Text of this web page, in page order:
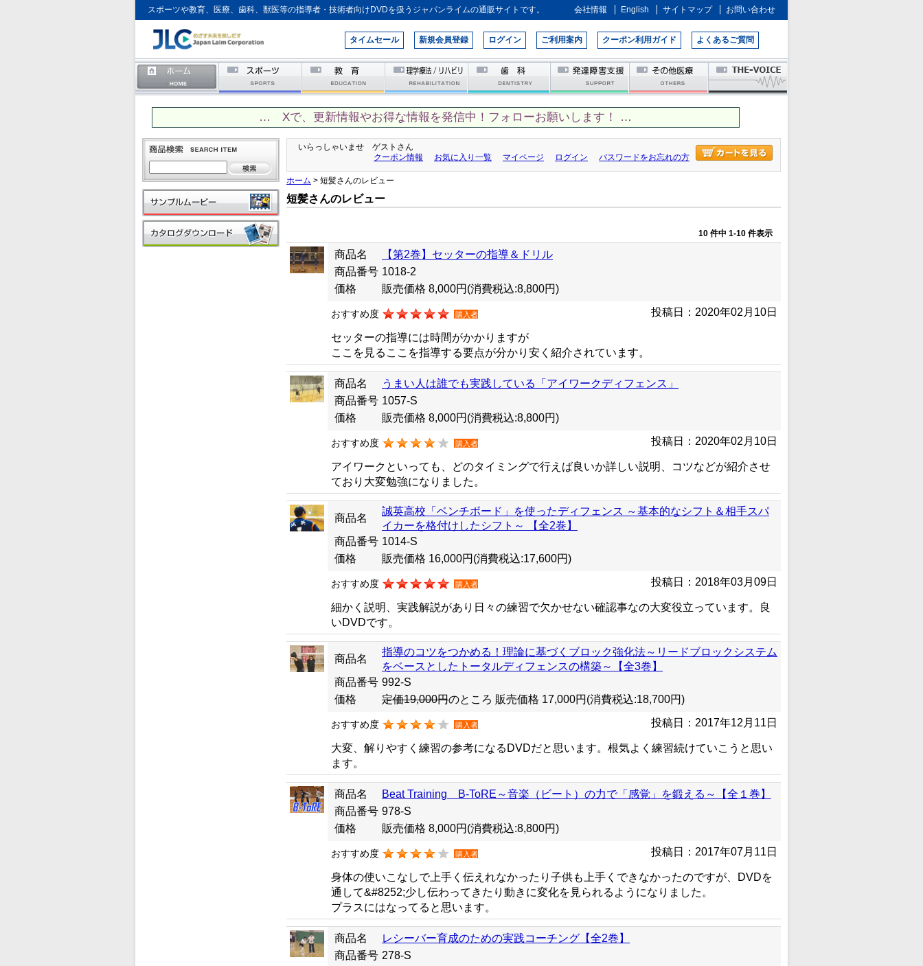
スポーツや教育、医療、歯科、獣医等の指導者・技術者向けDVDを扱うジャパンライムの通販サイトです。 会社情報 English サイトマップ お問い合わせ
タイムセール 新規会員登録 ログイン ご利用案内 クーポン利用ガイド よくあるご質問
… Xで、更新情報やお得な情報を発信中！フォローお願いします！ …
いらっしゃいませ ゲストさん
クーポン情報
お気に入り一覧 マイページ ログイン パスワードをお忘れの方
ホーム > 短髪さんのレビュー
短髪さんのレビュー
10 件中 1-10 件表示
商品名
【第2巻】セッターの指導＆ドリル
商品番号 1018-2
価格
販売価格 8,000円 (消費税込:8,800円)
投稿日：2020年02月10日
おすすめ度 購入者
セッターの指導には時間がかかりますが
ここを見るここを指導する要点が分かり安く紹介されています。
商品名
うまい人は誰でも実践している「アイワークディフェンス」
商品番号 1057-S
価格
販売価格 8,000円 (消費税込:8,800円)
投稿日：2020年02月10日
おすすめ度 購入者
アイワークといっても、どのタイミングで行えば良いか詳しい説明、コツなどが紹介させ
ており大変勉強になりました。
商品名
誠英高校「ベンチボード」を使ったディフェンス ～基本的なシフト＆相手スパ
イカーを格付けしたシフト～ 【全2巻】
商品番号 1014-S
価格
販売価格 16,000円 (消費税込:17,600円)
投稿日：2018年03月09日
おすすめ度 購入者
細かく説明、実践解説があり日々の練習で欠かせない確認事なの大変役立っています。良
いDVDです。
商品名
指導のコツをつかめる！理論に基づくブロック強化法～リードブロックシステム
をベースとしたトータルディフェンスの構築～【全3巻】
商品番号 992-S
価格
定価19,000円のところ 販売価格 17,000円 (消費税込:18,700円)
投稿日：2017年12月11日
おすすめ度 購入者
大変、解りやすく練習の参考になるDVDだと思います。根気よく練習続けていこうと思い
ます。
商品名
Beat Training B-ToRE～音楽（ビート）の力で「感覚」を鍛える～【全１巻】
商品番号 978-S
価格
販売価格 8,000円 (消費税込:8,800円)
投稿日：2017年07月11日
おすすめ度 購入者
身体の使いこなしで上手く伝えれなかったり子供も上手くできなかったのですが、DVDを
通して&#8252;少し伝わってきたり動きに変化を見られるようになりました。
プラスにはなってると思います。
商品名
レシーバー育成のための実践コーチング【全2巻】
商品番号 278-S